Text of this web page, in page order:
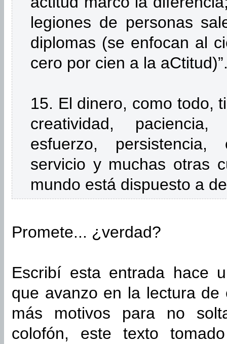
legiones de personas
diplomas (se enfocan al
cero por cien a la
15. El dinero, como todo,
creatividad, paciencia,
esfuerzo,
servicio y muchas otras
mundo está dispuesto a
Promete... ¿verdad?
Escribí esta entrada hace
que avanzo en la lectura
más motivos para no
colofón, este texto